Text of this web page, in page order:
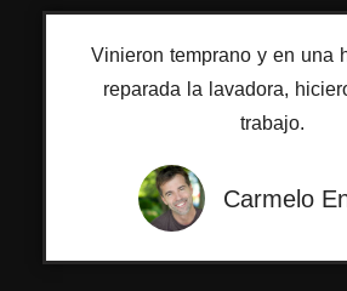
Vinieron temprano y en una
reparada la lavadora,
trabajo.
Carmelo